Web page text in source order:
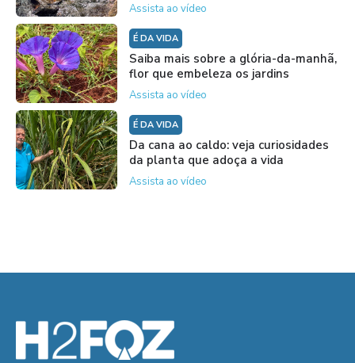
Assista ao vídeo
É DA VIDA
Saiba mais sobre a glória-da-manhã,
flor que embeleza os jardins
Assista ao vídeo
É DA VIDA
Da cana ao caldo: veja curiosidades
da planta que adoça a vida
Assista ao vídeo